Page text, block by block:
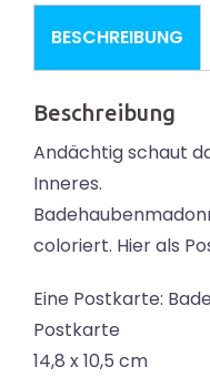
BESCHREIBUNG
Beschreibung
Andächtig schaut
Inneres.
coloriert. Hier als
Eine Postkarte:
Postkarte
14,8 x 10,5 cm